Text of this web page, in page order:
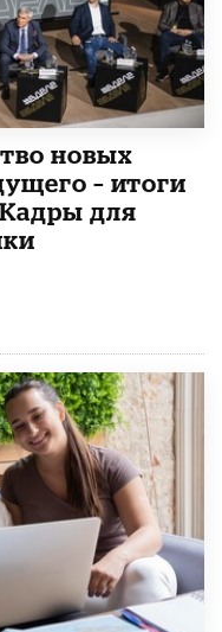
новых
– итоги
для